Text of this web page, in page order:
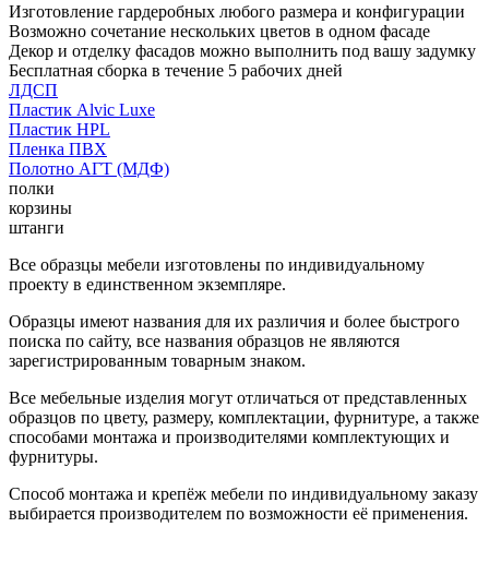
Изготовление гардеробных любого размера и конфигурации
Возможно сочетание нескольких цветов в одном фасаде
Декор и отделку фасадов можно выполнить под вашу задумку
Бесплатная сборка в течение 5 рабочих дней
ЛДСП
Пластик Alvic Luxe
Пластик HPL
Пленка ПВХ
Полотно АГТ (МДФ)
полки
корзины
штанги
Все образцы мебели изготовлены по индивидуальному
проекту в единственном экземпляре.
Образцы имеют названия для их различия и более быстрого
поиска по сайту, все названия образцов не являются
зарегистрированным товарным знаком.
Все мебельные изделия могут отличаться от представленных
образцов по цвету, размеру, комплектации, фурнитуре, а также
способами монтажа и производителями комплектующих и
фурнитуры.
Способ монтажа и крепёж мебели по индивидуальному заказу
выбирается производителем по возможности её применения.